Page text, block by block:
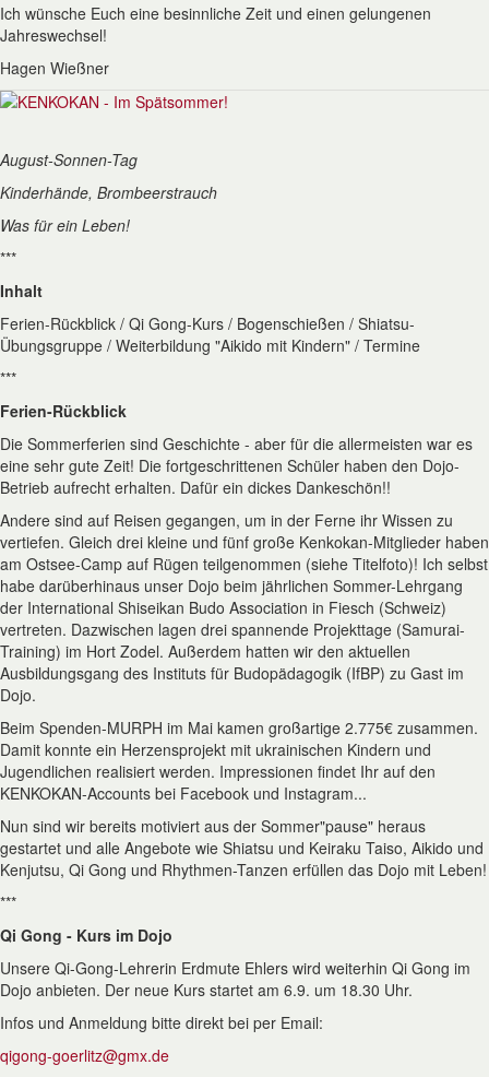
Ich wünsche Euch eine besinnliche Zeit und einen gelungenen
Jahreswechsel!
Hagen Wießner
August-Sonnen-Tag
Kinderhände, Brombeerstrauch
Was für ein Leben!
***
Inhalt
Ferien-Rückblick / Qi Gong-Kurs / Bogenschießen / Shiatsu-
Übungsgruppe / Weiterbildung "Aikido mit Kindern" / Termine
***
Ferien-Rückblick
Die Sommerferien sind Geschichte - aber für die allermeisten war es
eine sehr gute Zeit! Die fortgeschrittenen Schüler haben den Dojo-
Betrieb aufrecht erhalten. Dafür ein dickes Dankeschön!!
Andere sind auf Reisen gegangen, um in der Ferne ihr Wissen zu
vertiefen. Gleich drei kleine und fünf große Kenkokan-Mitglieder haben
am Ostsee-Camp auf Rügen teilgenommen (siehe Titelfoto)! Ich selbst
habe darüberhinaus unser Dojo beim jährlichen Sommer-Lehrgang
der International Shiseikan Budo Association in Fiesch (Schweiz)
vertreten. Dazwischen lagen drei spannende Projekttage (Samurai-
Training) im Hort Zodel. Außerdem hatten wir den aktuellen
Ausbildungsgang des Instituts für Budopädagogik (IfBP) zu Gast im
Dojo.
Beim Spenden-MURPH im Mai kamen großartige 2.775€ zusammen.
Damit konnte ein Herzensprojekt mit ukrainischen Kindern und
Jugendlichen realisiert werden. Impressionen findet Ihr auf den
KENKOKAN-Accounts bei Facebook und Instagram...
Nun sind wir bereits motiviert aus der Sommer"pause" heraus
gestartet und alle Angebote wie Shiatsu und Keiraku Taiso, Aikido und
Kenjutsu, Qi Gong und Rhythmen-Tanzen erfüllen das Dojo mit Leben!
***
Qi Gong - Kurs im Dojo
Unsere Qi-Gong-Lehrerin Erdmute Ehlers wird weiterhin Qi Gong im
Dojo anbieten. Der neue Kurs startet am 6.9. um 18.30 Uhr.
Infos und Anmeldung bitte direkt bei per Email:
qigong-goerlitz@gmx.de